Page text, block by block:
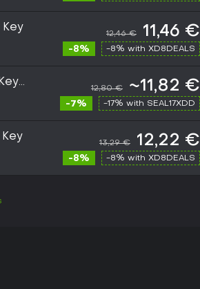
Key
12,46 € 11,46 €
-8% -8% with XD8DEALS
12,80 € ~11,82 €
-7% -17% with SEAL17XDD
13,29 € 12,22 €
-8% -8% with XD8DEALS